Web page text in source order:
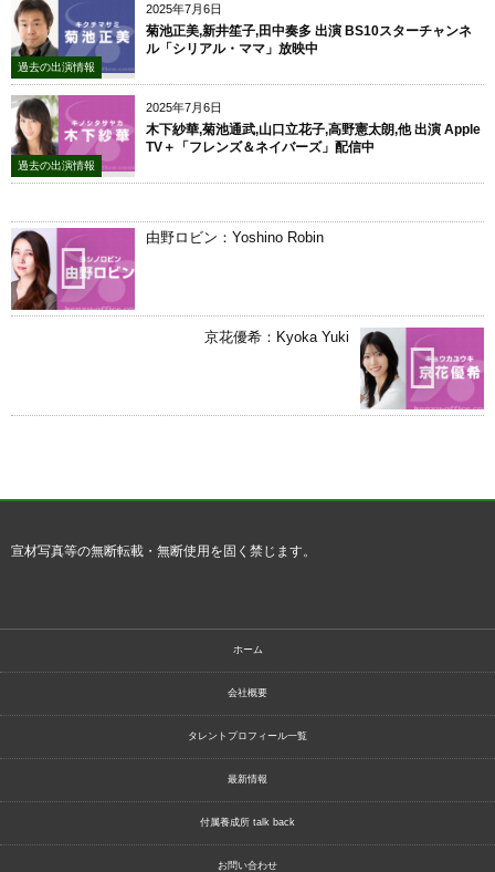
2025年7月6日
過去の出演情報
菊池正美,新井笙子,田中奏多 出演 BS10スターチャンネ
ル「シリアル・ママ」放映中
2025年7月6日
過去の出演情報
木下紗華,菊池通武,山口立花子,高野憲太朗,他 出演 Apple
TV＋「フレンズ＆ネイバーズ」配信中
由野ロビン：Yoshino Robin
京花優希：Kyoka Yuki
宣材写真等の無断転載・無断使用を固く禁じます。
ホーム
会社概要
タレントプロフィール一覧
最新情報
付属養成所 talk back
お問い合わせ